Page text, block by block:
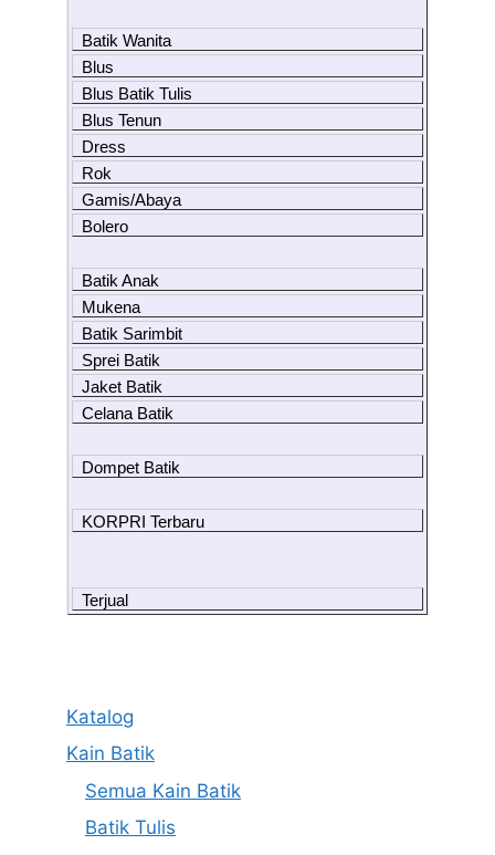
Batik Wanita
Blus
Blus Batik Tulis
Blus Tenun
Dress
Rok
Gamis/Abaya
Bolero
Batik Anak
Mukena
Batik Sarimbit
Sprei Batik
Jaket Batik
Celana Batik
Dompet Batik
KORPRI Terbaru
Terjual
Katalog
Kain Batik
Semua Kain Batik
Batik Tulis